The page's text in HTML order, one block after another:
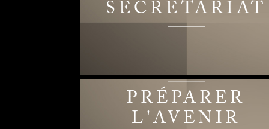
SECRÉTARIAT
PRÉPARER
L'AVENIR